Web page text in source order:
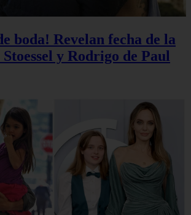
boda! Revelan fecha de la
y Rodrigo de Paul